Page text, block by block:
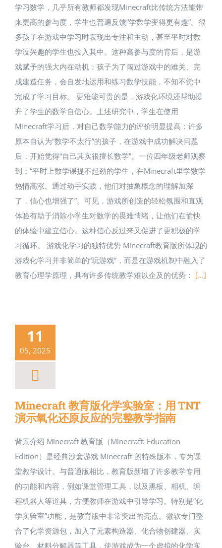
学习数学，几乎所有教师都发现Minecraft比传统方法能带
来更高的参与度，学生也普遍反馈“学数学变得更有趣”。很
多孩子在游戏中学习时表现出专注和主动，甚至平时对数
学没兴趣的学生也投入其中。这种高参与度的背后，是游
戏赋予的强大内在动机：孩子为了闯过游戏中的难关、完
成建造任务，会自发地运用和练习数学技能，不知不觉中
完成了学习目标。 更难能可贵的是，游戏化环境还帮助提
升了学生的数学自信心。上述研究中，学生在使用
Minecraft学习后，对自己数学能力的评价明显提高：许多
原本自认为“数学不太行”的孩子，在游戏中成功解决问题
后，开始觉得“自己其实很擅长数学”。一位四年级老师观察
到：“平时上数学课提不起劲的学生，在Minecraft里学数学
热情高涨。通过动手实践，他们对抽象概念的理解加深
了，信心也增强了”。可见，游戏所创造的轻松氛围和直观
体验有助于消除小学生对数学的畏难情绪，让他们在愉快
的体验中建立信心。这种信心反过来又促进了更积极的学
习循环。 游戏化学习的独特优势 Minecraft教育版所体现的
游戏化学习并非简单的“玩游戏”，而是在游戏机制中融入了
教育心理学原理，具有许多传统教学难以企及的优势： [...]
11
05, 2025
Minecraft 教育版化学实验室：用 TNT
演示氧化还原反应的完整教学指南
背景介绍 Minecraft 教育版（Minecraft: Education
Edition）是经典沙盒游戏 Minecraft 的特殊版本，专为课
堂教学设计。与普通版相比，教育版新增了许多教学专用
的功能和内容，例如课堂管理工具，以及黑板、相机、编
程机器人等道具，方便教师在游戏中引导学习。特别是“化
学实验室”功能，是教育版中非常突出的亮点。微软专门整
合了化学资源包，加入了元素构造器、化合物创建器、实
验台、材料分解器等工具，使游戏成为一个虚拟的化学实